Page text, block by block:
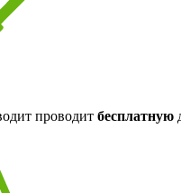
проводит бесплатную